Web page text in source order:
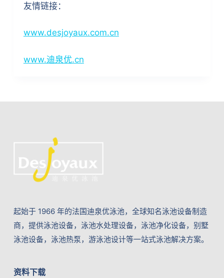
友情链接：
www.desjoyaux.com.cn
www.迪泉优.cn
起始于 1966 年的法国迪泉优泳池，全球知名泳池设备制造
商，提供泳池设备，泳池水处理设备，泳池净化设备，别墅
泳池设备，泳池热泵，游泳池设计等一站式泳池解决方案。
资料下载